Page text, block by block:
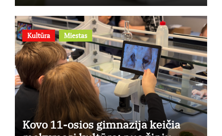
Kultūra Miestas
Kovo 11-osios gimnazija keičia